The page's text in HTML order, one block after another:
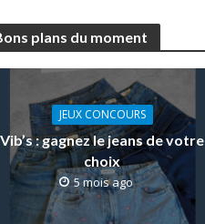
plans du moment
JEUX CONCOURS
Vib’s : gagnez le jeans de votre
choix
5 mois ago